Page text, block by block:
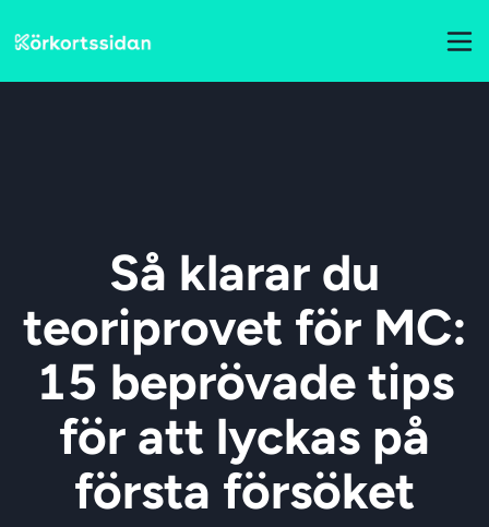
Så klarar du
teoriprovet för MC:
15 beprövade tips
för att lyckas på
första försöket